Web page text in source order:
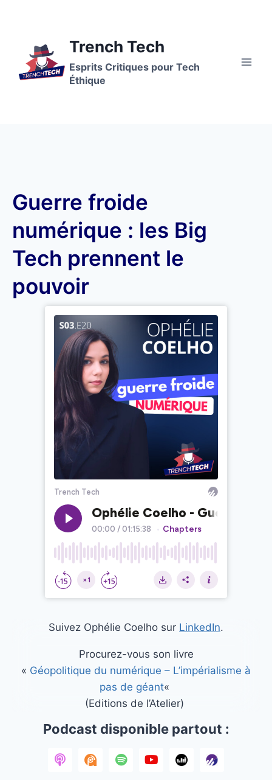
Trench Tech
Esprits Critiques pour Tech
Éthique
Guerre froide
numérique : les Big
Tech prennent le
pouvoir
Suivez Ophélie Coelho sur LinkedIn.
Procurez-vous son livre
« Géopolitique du numérique – L’impérialisme à
pas de géant«
(Editions de l’Atelier)
Podcast disponible partout :